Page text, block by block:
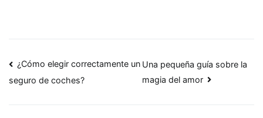
Navegación
de
¿Cómo elegir correctamente un
seguro de coches?
Una pequeña guía sobre la
magia del amor